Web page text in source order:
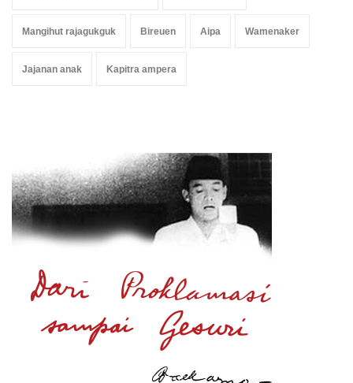
Mangihut rajagukguk Bireuen Aipa Wamenaker
Jajanan anak Kapitra ampera